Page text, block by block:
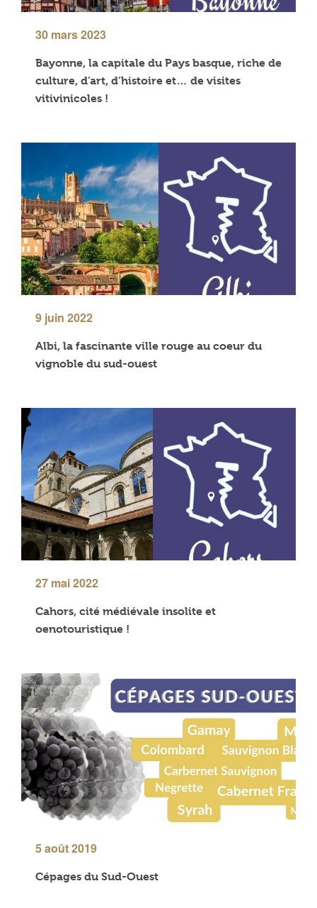
30 mars 2023
Bayonne, la capitale du Pays basque, riche de
culture, d’art, d’histoire et… de visites
vitivinicoles !
9 juin 2022
Albi, la fascinante ville rouge au coeur du
vignoble du sud-ouest
27 mai 2022
Cahors, cité médiévale insolite et
oenotouristique !
5 août 2019
Cépages du Sud-Ouest